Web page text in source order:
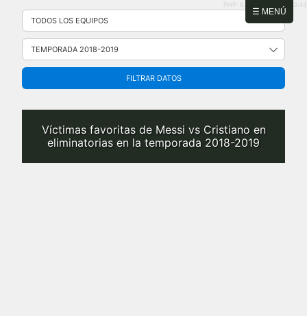
☰ MENÚ
Saltar
contenido
PHP: 8.2.31 | MySQL: 8.0.43
FILTRAR DATOS
Víctimas favoritas de Messi vs Cristiano en
eliminatorias en la temporada 2018-2019